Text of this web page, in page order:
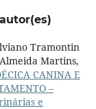
Tramontin
Martins,
CANINA E
–
e